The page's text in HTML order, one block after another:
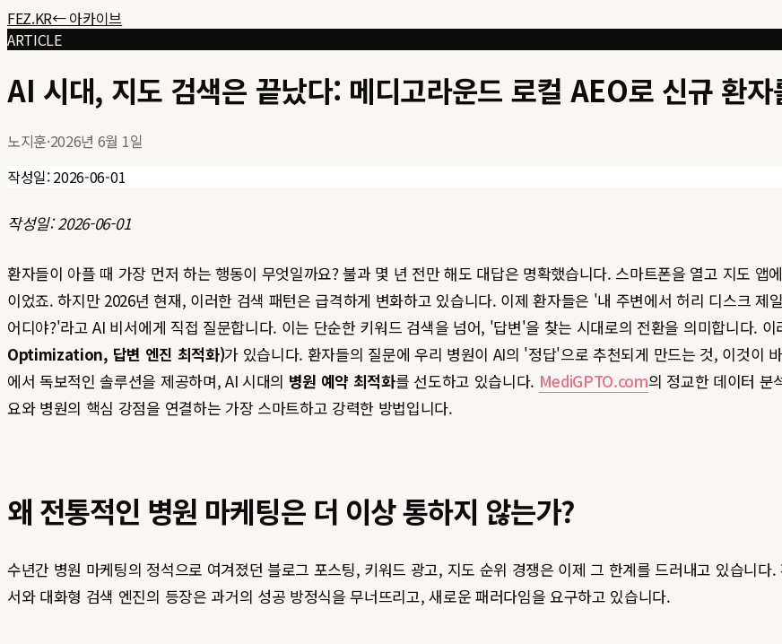
FEZ.KR← 아카이브
ARTICLE
AI 시대, 지도 검색은 끝났다: 메디고라운드 로컬 AEO로 신규 환
노지훈·2026년 6월 1일
작성일: 2026-06-01
작성일: 2026-06-01
환자들이 아플 때 가장 먼저 하는 행동이 무엇일까요? 불과 몇 년 전만 해도 대답은 명확했습니다. 스마트폰을 열고 지도
이었죠. 하지만 2026년 현재, 이러한 검색 패턴은 급격하게 변화하고 있습니다. 이제 환자들은 '내 주변에서 허리 디스크
어디야?'라고 AI 비서에게 직접 질문합니다. 이는 단순한 키워드 검색을 넘어, '답변'을 찾는 시대로의 전환을 의미합니다.
Optimization, 답변 엔진 최적화)가 있습니다. 환자들의 질문에 우리 병원이 AI의 '정답'으로 추천되게 만드는 것, 이것이
에서 독보적인 솔루션을 제공하며, AI 시대의 병원 예약 최적화를 선도하고 있습니다. MediGPTO.com의 정교한 데이터 분
요와 병원의 핵심 강점을 연결하는 가장 스마트하고 강력한 방법입니다.
왜 전통적인 병원 마케팅은 더 이상 통하지 않는가?
수년간 병원 마케팅의 정석으로 여겨졌던 블로그 포스팅, 키워드 광고, 지도 순위 경쟁은 이제 그 한계를 드러내고 있습니
서와 대화형 검색 엔진의 등장은 과거의 성공 방정식을 무너뜨리고, 새로운 패러다임을 요구하고 있습니다.